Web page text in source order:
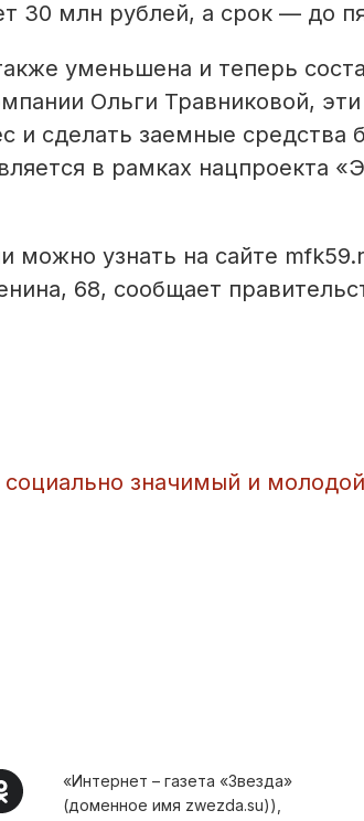
30 млн рублей, а срок — до
уменьшена и теперь
Ольги Травниковой,
и сделать заемные средства
в рамках нацпроекта
можно узнать на сайте
68, сообщает
значимый и
«Интернет – газета «Звезда»
(доменное имя zwezda.su)),